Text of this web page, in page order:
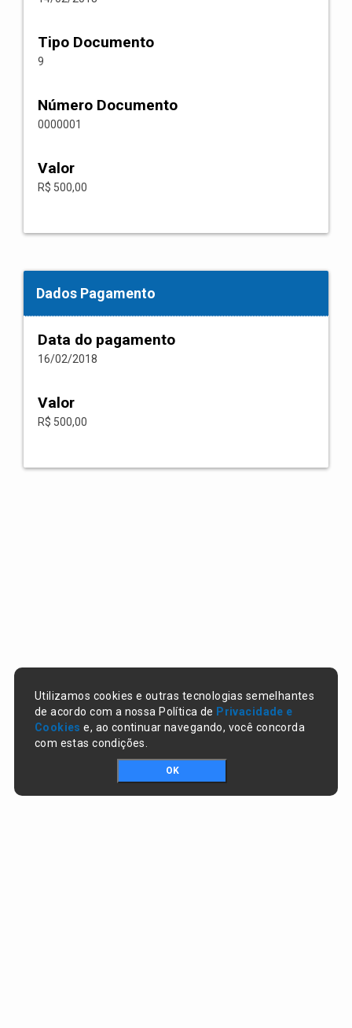
Tipo Documento
9
Número Documento
0000001
Valor
R$ 500,00
Dados Pagamento
Data do pagamento
16/02/2018
Valor
R$ 500,00
Utilizamos cookies e outras tecnologias semelhantes
de acordo com a nossa Política de Privacidade e
Cookies e, ao continuar navegando, você concorda
com estas condições.
OK